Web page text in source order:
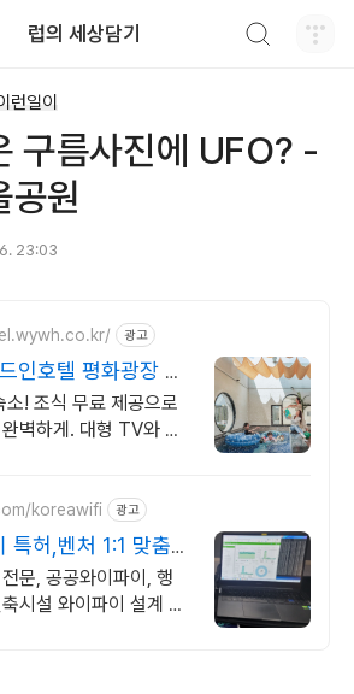
럽의 세상담기
런일이
구름사진에 UFO? -
공원
23:03
광고
인호텔 평화광장 도
! 조식 무료 제공으로
벽하게. 대형 TV와 넷
koreawifi 광고
특허,벤처 1:1 맞춤
문, 공공와이파이, 행
시설 와이파이 설계 구